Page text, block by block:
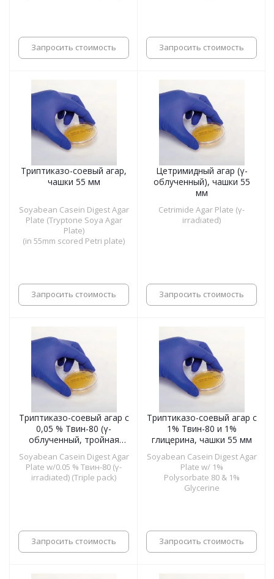
Запросить стоимость Запросить стоимость
Триптиказо-соевый агар,
чашки 55 мм
Soyabean Casein Digest Agar
Plate (Tryptone Soya Agar
Plate)
(in 55mm scored Petri plate)
Запросить стоимость
Цетримидный агар (γ-
облученный), чашки 55
мм
Cetrimide Agar Plate (γ-
irradiated)
Запросить стоимость
Триптиказо-соевый агар с
0,05 % Твин-80 (γ-
облученный, тройная
упаковка), чашки 55 мм
Soyabean Casein Digest Agar
Plate w/0.05 % Твин-80 (γ-
irradiated) (Triple pack)
Запросить стоимость
Триптиказо-соевый агар с
1% Твин-80 и 1%
глицерина, чашки 55 мм
Soyabean Casein Digest Agar
Plate w/ 1%
Polysorbate 80 & 1%
Glycerine
Запросить стоимость